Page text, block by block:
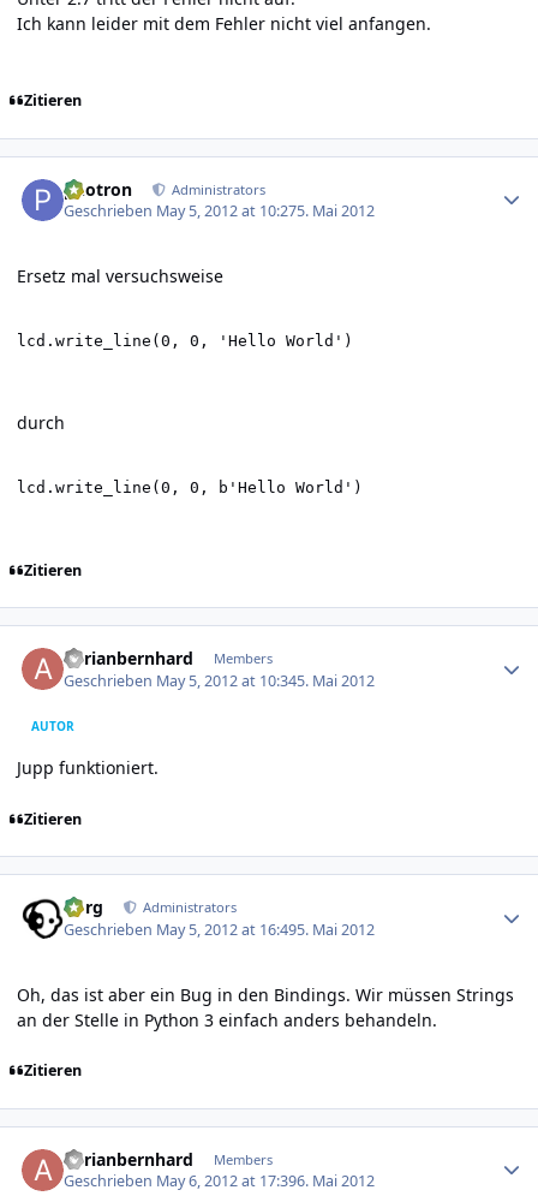
Ich kann leider mit dem Fehler nicht viel anfangen.
Zitieren
photron Administrators
Geschrieben May 5, 2012 at 10:275. Mai 2012
Ersetz mal versuchsweise
lcd.write_line(0, 0, 'Hello World')
durch
lcd.write_line(0, 0, b'Hello World')
Zitieren
adrianbernhard Members
Geschrieben May 5, 2012 at 10:345. Mai 2012
AUTOR
Jupp funktioniert.
Zitieren
borg Administrators
Geschrieben May 5, 2012 at 16:495. Mai 2012
Oh, das ist aber ein Bug in den Bindings. Wir müssen Strings
an der Stelle in Python 3 einfach anders behandeln.
Zitieren
adrianbernhard Members
Geschrieben May 6, 2012 at 17:396. Mai 2012